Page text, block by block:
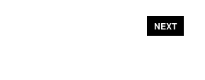
NEXT